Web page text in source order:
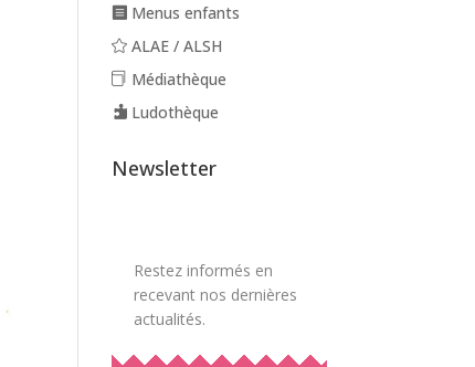
Menus enfants
ALAE / ALSH
Médiathèque
Ludothèque
Newsletter
Restez informés en
recevant nos dernières
actualités.